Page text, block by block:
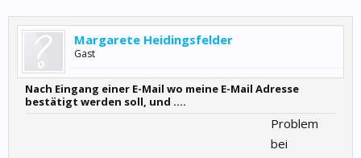
Margarete Heidingsfelder
Gast
Nach Eingang einer E-Mail wo meine E-Mail Adresse
bestätigt werden soll, und ....
Problem
bei